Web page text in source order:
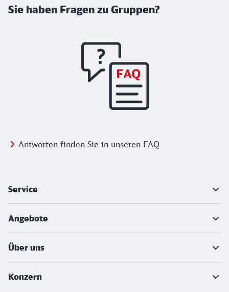
Sie haben Fragen zu Gruppen?
Antworten finden Sie in unseren FAQ
Service
Angebote
Über uns
Konzern